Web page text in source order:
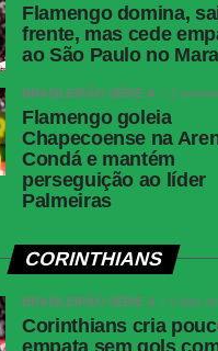
Flamengo domina,
frente, mas cede
ao São Paulo no
BRASILEIRÃO SÉRIE A 2
Flamengo goleia
Chapecoense na
Condá e mantém
perseguição ao líder
Palmeiras
CORINTHIANS
BRASILEIRÃO SÉRIE A 6 dias
Corinthians cria
empata sem gols